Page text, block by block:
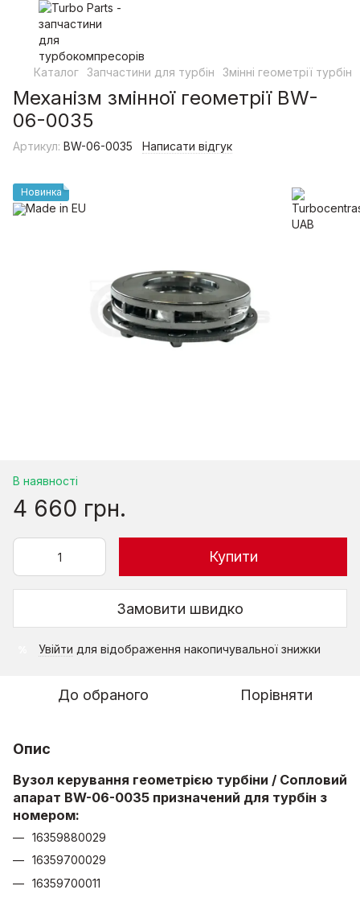
Каталог Запчастини для турбін Змінні геометрії турбін
Механізм змінної геометрії BW-
06-0035
Артикул: BW-06-0035 Написати відгук
Новинка
В наявності
4 660 грн.
Купити
Замовити швидко
Увійти для відображення накопичувальної знижки
До обраного Порівняти
Опис
Вузол керування геометрією турбіни / Сопловий
апарат BW-06-0035 призначений для турбін з
номером:
16359880029
16359700029
16359700011